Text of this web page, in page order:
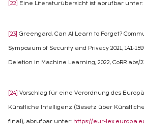
[22] Eine Literaturübersicht ist abrufbar unter:
[23] Greengard, Can AI Learn to Forget?
Symposium of Security and Privacy 2021,
Deletion in Machine Learning, 2022, CoRR abs/
[24] Vorschlag für eine Verordnung des
Künstliche Intelligenz (Gesetz über Künstliche
final), abrufbar unter: https://eur-